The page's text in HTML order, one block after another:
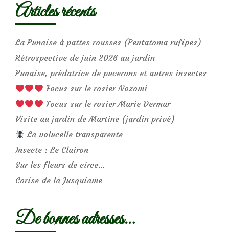
Articles récents
La Punaise à pattes rousses (Pentatoma rufipes)
Rétrospective de juin 2026 au jardin
Punaise, prédatrice de pucerons et autres insectes
Focus sur le rosier Nozomi
Focus sur le rosier Marie Dermar
Visite au jardin de Martine (jardin privé)
La volucelle transparente
Insecte : Le Clairon
Sur les fleurs de circe…
Corise de la Jusquiame
De bonnes adresses…